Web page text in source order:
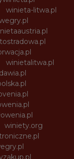
winieta-litwa.pl
winietalitwa.pl
winiety.org